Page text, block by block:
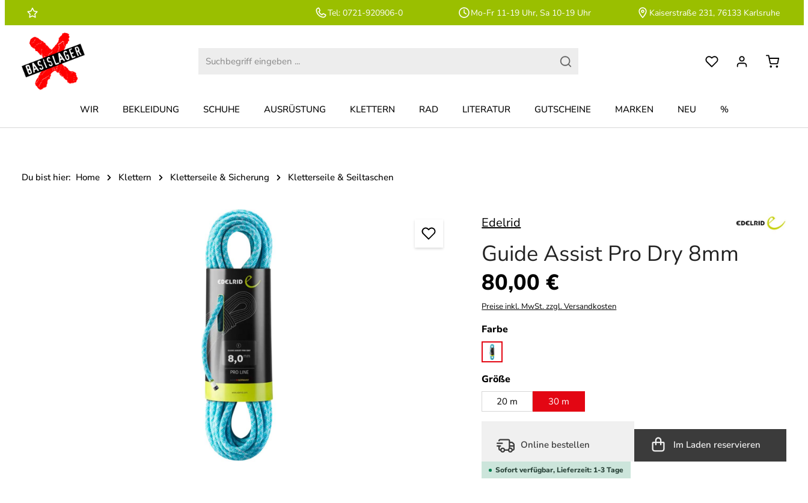
Hauptinhalt springen
Zur Suche springen
Zur Hauptnavigation springen Tel: 0721-920906-0 Mo-Fr 11-19 Uhr, Sa 10-19 Uhr Kaiserstraße 231, 76133 Karlsruhe
WIR BEKLEIDUNG SCHUHE AUSRÜSTUNG KLETTERN RAD LITERATUR GUTSCHEINE MARKEN NEU %
Du bist hier: Home Klettern Kletterseile & Sicherung Kletterseile & Seiltaschen
Edelrid
Guide Assist Pro Dry 8mm
Regulärer Preis:
80,00 €
Preise inkl. MwSt. zzgl. Versandkosten
Farbeauswählen
icemint
Größeauswählen
20 m 30 m
Online bestellen Im Laden reservieren
Sofort verfügbar, Lieferzeit: 1-3 Tage